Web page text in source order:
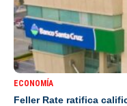
ECONOMÍA
Feller Rate ratifica